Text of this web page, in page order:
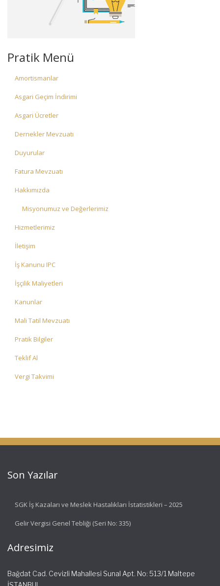
Pratik Menü
Amortismanlar
Asgari Geçim İndirimi
Asgari Ücretler
Dernekler Mevzuatı
Duyurular
Fatura Mevzuatı
Hakkımızda
Misyonumuz ve Değerlerimiz
Hizmetlerimiz
İletişim
İş Kanunu IPC
İşçilik Maliyetleri
Kanunlar
Mali Tatil Mevzuatı
Pratik Bilgiler
Teklif Al
Vergi Takvimi
Son Yazılar
SGK İş Kazaları ve Meslek Hastalıkları İstatistikleri – 2025
Gelir Vergisi Genel Tebliği (Seri No: 335)
Adresimiz
Bağdat Cad. Cevizli Mahallesi Sunal Apt. No: 513/1 Maltepe